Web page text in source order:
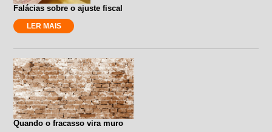
Falácias sobre o ajuste fiscal
LER MAIS
Quando o fracasso vira muro